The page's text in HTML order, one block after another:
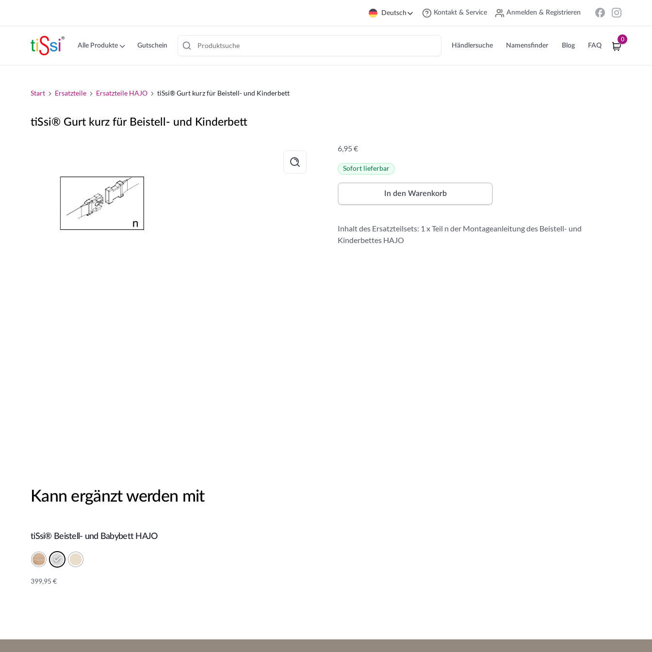
Deutsch Kontakt & Service Anmelden & Registrieren
Alle Produkte Gutschein Händlersuche Namensfinder Blog FAQ
0
Start Ersatzteile Ersatzteile HAJO tiSsi® Gurt kurz für Beistell- und Kinderbett
tiSsi® Gurt kurz für Beistell- und Kinderbett
6,95€
Sofort lieferbar
In den Warenkorb
Inhalt des Ersatzteilsets: 1 x Teil n der Montageanleitung des Beistell- und
Kinderbettes HAJO
Kann ergänzt werden mit
In den Warenkorb
tiSsi® Beistell- und Babybett HAJO
Alternative:
399,95 €